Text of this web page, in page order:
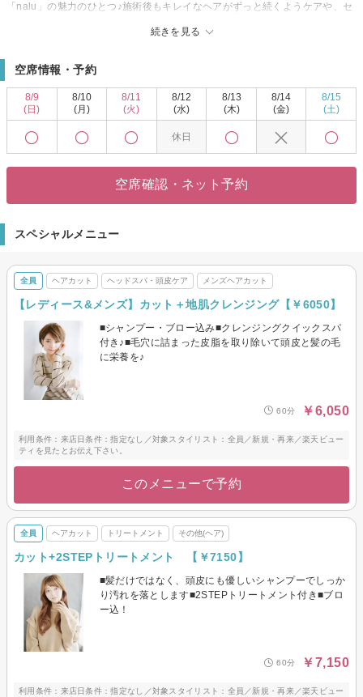
続きを見る
「nalu」の魅力のひとつ♪施術後もキレイなヘアがずっと続くようケアや、セ
台を使用しております。
当サロンは、お客様の立場に立って接客・対応☆ヘアだけでなく心も満たさ
れること間違いナシ！この機会にいつもと違う自分を見つけてみませんか？
ころより楽しみにしております。
空席情報・予約
8/9
(日)
8/10
(月)
8/11
(火)
8/12
(水)
休日
8/13
(木)
8/14
(金)
8/15
(土)
空席確認・ネット予約
スペシャルメニュー
全員 ヘアカット ヘッドスパ・頭皮ケア メンズヘアカット
【レディース&メンズ】カット＋地肌クレンジング【￥6050】
■シャンプー・ブロー込み■クレンジングクイックスパ
付き♪■毛穴に詰まった皮脂を取り除いて頭皮と髪の毛
に栄養を♪
60分 ￥6,050
利用条件：来店日条件：指定なし／対象スタイリスト：全員／新規・再来／楽天ビュー
ティを見たとお伝え下さい。
このメニューで予約
全員 ヘアカット トリートメント その他(ヘア)
カット+2STEPトリートメント 【￥7150】
■髪だけではなく、頭皮にも優しいシャンプーでしっか
り汚れを落とします■2STEPトリートメント付き■ブロ
ー込！
60分 ￥7,150
利用条件：来店日条件：指定なし／対象スタイリスト：全員／新規・再来／楽天ビュー